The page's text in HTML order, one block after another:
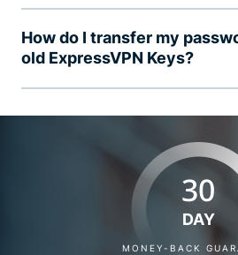
How do I transfer my
old ExpressVPN Keys?
30
DAY
MONEY-BACK